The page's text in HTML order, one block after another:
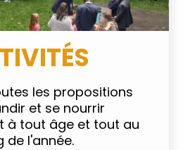
les propositions
et se nourrir
à tout âge et tout au
de l'année.